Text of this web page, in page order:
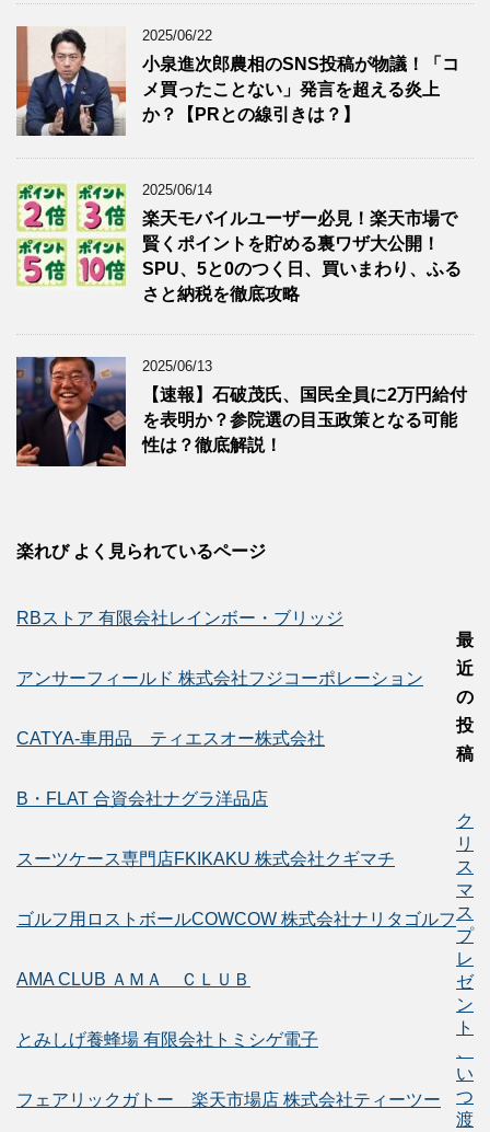
2025/06/22
小泉進次郎農相のSNS投稿が物議！「コ
メ買ったことない」発言を超える炎上
か？【PRとの線引きは？】
2025/06/14
楽天モバイルユーザー必見！楽天市場で
賢くポイントを貯める裏ワザ大公開！
SPU、5と0のつく日、買いまわり、ふる
さと納税を徹底攻略
2025/06/13
【速報】石破茂氏、国民全員に2万円給付
を表明か？参院選の目玉政策となる可能
性は？徹底解説！
楽れび よく見られているページ
RBストア 有限会社レインボー・ブリッジ
アンサーフィールド 株式会社フジコーポレーション
CATYA-車用品 ティエスオー株式会社
B・FLAT 合資会社ナグラ洋品店
スーツケース専門店FKIKAKU 株式会社クギマチ
ゴルフ用ロストボールCOWCOW 株式会社ナリタゴルフ
AMA CLUB ＡＭＡ ＣＬＵＢ
とみしげ養蜂場 有限会社トミシゲ電子
フェアリックガトー 楽天市場店 株式会社ティーツー
最
近
の
投
稿
ク
リ
ス
マ
ス
プ
レ
ゼ
ン
ト
い
つ
渡